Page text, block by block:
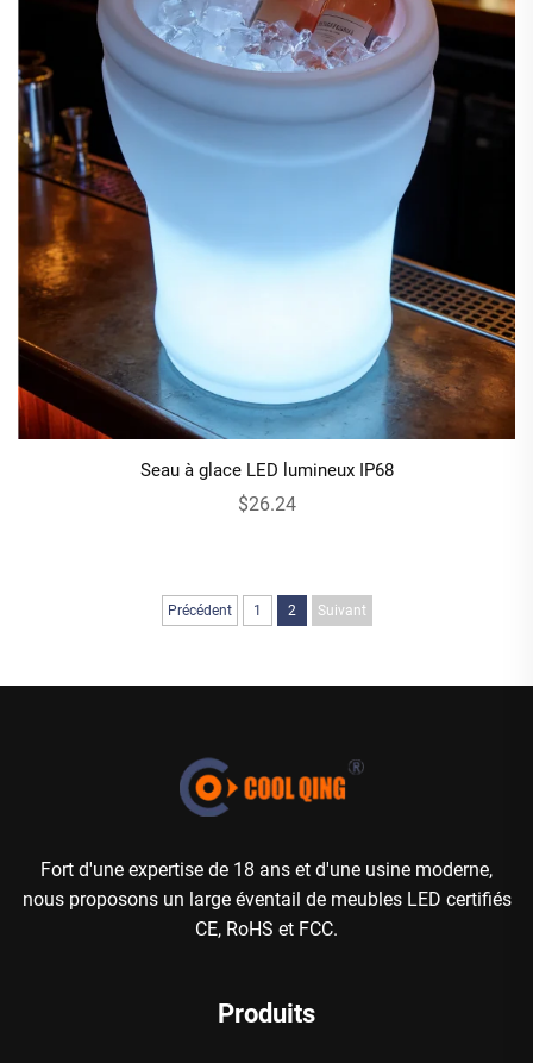
Seau à glace LED lumineux IP68
$26.24
Précédent 1 2 Suivant
Fort d'une expertise de 18 ans et d'une usine moderne,
nous proposons un large éventail de meubles LED certifiés
CE, RoHS et FCC.
Produits